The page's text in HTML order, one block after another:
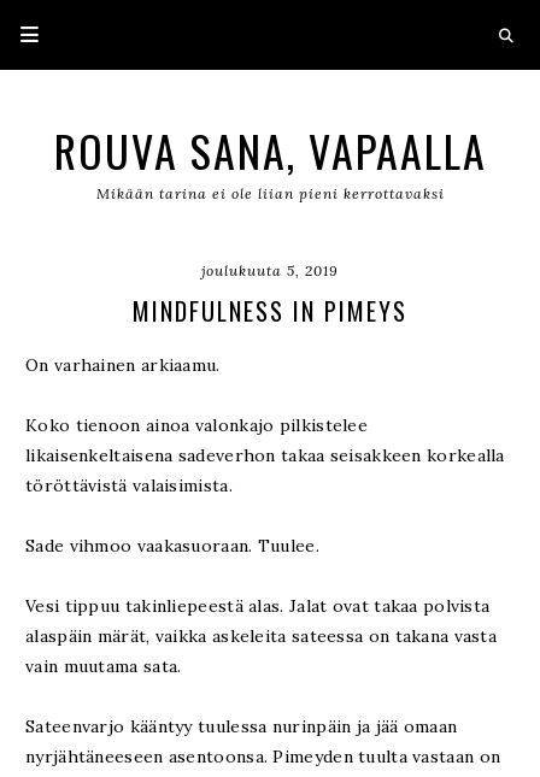
ROUVA SANA, VAPAALLA
Mikään tarina ei ole liian pieni kerrottavaksi
joulukuuta 5, 2019
MINDFULNESS IN PIMEYS
On varhainen arkiaamu.
Koko tienoon ainoa valonkajo pilkistelee
likaisenkeltaisena sadeverhon takaa seisakkeen korkealla
töröttävistä valaisimista.
Sade vihmoo vaakasuoraan. Tuulee.
Vesi tippuu takinliepeestä alas. Jalat ovat takaa polvista
alaspäin märät, vaikka askeleita sateessa on takana vasta
vain muutama sata.
Sateenvarjo kääntyy tuulessa nurinpäin ja jää omaan
nyrjähtäneeseen asentoonsa. Pimeyden tuulta vastaan on